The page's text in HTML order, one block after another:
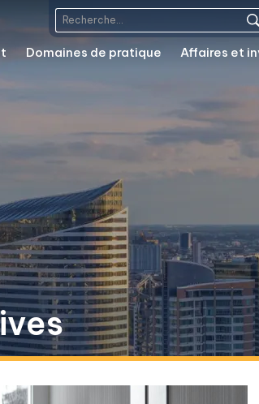
Domaines de pratique Affaires et